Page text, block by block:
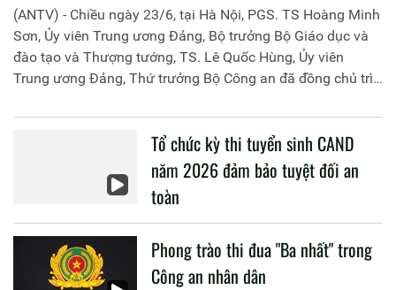
(ANTV) - Chiều ngày 23/6, tại Hà Nội, PGS. TS Hoàng Minh
Sơn, Ủy viên Trung ương Đảng, Bộ trưởng Bộ Giáo dục và
đào tạo và Thượng tướng, TS. Lê Quốc Hùng, Ủy viên
Trung ương Đảng, Thứ trưởng Bộ Công an đã đồng chủ trì
liên quan đến công tác giáo dục và đào tạo của lực lượng
Tổ chức kỳ thi tuyển sinh CAND
năm 2026 đảm bảo tuyệt đối an
toàn
Phong trào thi đua "Ba nhất" trong
Công an nhân dân